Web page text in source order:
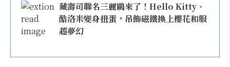
藏壽司聯名三麗鷗來了！Hello Kitty、
酷洛米變身扭蛋，吊飾磁鐵換上櫻花和服
超夢幻